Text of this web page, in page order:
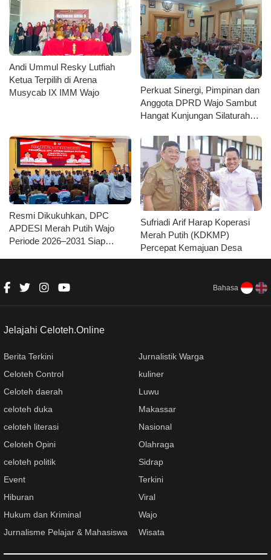
Andi Ummul Resky Lutfiah
Ketua Terpilih di Arena
Musycab IX IMM Wajo
Perkuat Sinergi, Pimpinan dan
Anggota DPRD Wajo Sambut
Hangat Kunjungan Silaturahmi
Resmi Dikukuhkan, DPC
APDESI Merah Putih Wajo
Periode 2026–2031 Siap
Sufriadi Arif Harap Koperasi
Merah Putih (KDKMP)
Percepat Kemajuan Desa
Bahasa
Jelajahi Celoteh.Online
Berita Terkini
Celoteh Control
Celoteh daerah
celoteh duka
celoteh literasi
Celoteh Opini
celoteh politik
Event
Hiburan
Hukum dan Kriminal
Jurnalisme Pelajar & Mahasiswa
Jurnalistik Warga
kuliner
Luwu
Makassar
Nasional
Olahraga
Sidrap
Terkini
Viral
Wajo
Wisata